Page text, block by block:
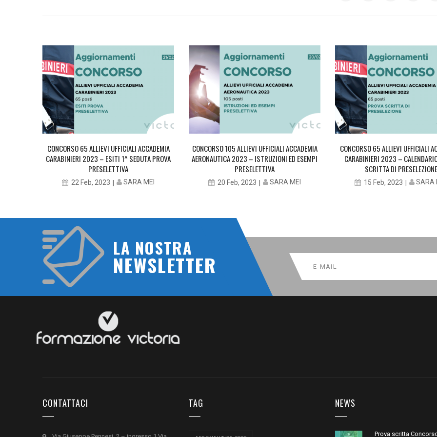
CONCORSO 65 ALLIEVI UFFICIALI ACCADEMIA
CARABINIERI 2023 – ESITI 1^ SEDUTA PROVA
PRESELETTIVA
22 Feb, 2023 SARA MEI
CONCORSO 105 ALLIEVI UFFICIALI ACCADEMIA
AERONAUTICA 2023 – ISTRUZIONI ED ESEMPI
PRESELETTIVA
20 Feb, 2023 SARA MEI
CONCORSO 65 ALLIEVI UFFICIALI
CARABINIERI 2023 –
SCRITTA DI PRESELEZIONE
15 Feb, 2023 SARA
LA NOSTRA
NEWSLETTER
CONTATTACI TAG NEWS
Prova scritta